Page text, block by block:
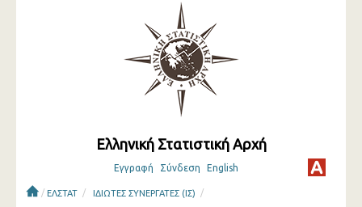
Ελληνική Στατιστική Αρχή
Εγγραφή Σύνδεση English
/ ΕΛΣΤΑΤ / ΙΔΙΩΤΕΣ ΣΥΝΕΡΓΑΤΕΣ (ΙΣ) /